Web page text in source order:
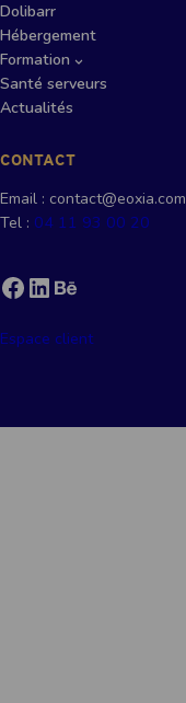
Dolibarr
Hébergement
Formation
Santé serveurs
Actualités
CONTACT
Email : contact@eoxia.com
Tel : 04 11 93 00 20
Facebook LinkedIn Behance
Espace client